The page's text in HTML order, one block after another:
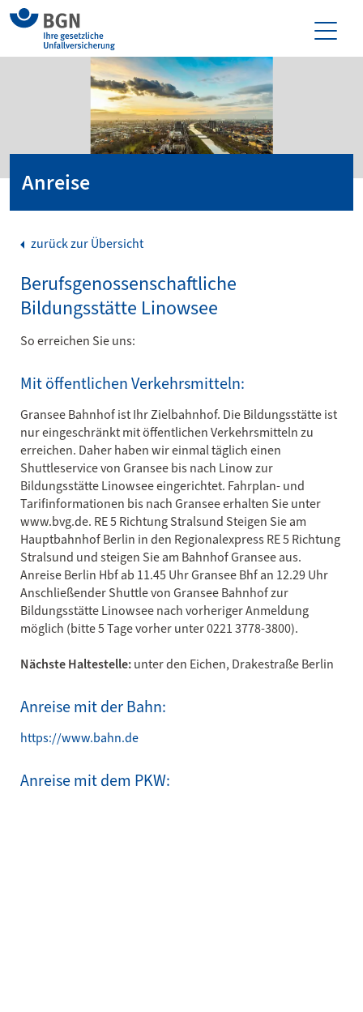
Anreise
zurück zur Übersicht
Berufsgenossenschaftliche
Bildungsstätte Linowsee
So erreichen Sie uns:
Mit öffentlichen Verkehrsmitteln:
Gransee Bahnhof ist Ihr Zielbahnhof. Die Bildungsstätte ist
nur eingeschränkt mit öffentlichen Verkehrsmitteln zu
erreichen. Daher haben wir einmal täglich einen
Shuttleservice von Gransee bis nach Linow zur
Bildungsstätte Linowsee eingerichtet. Fahrplan- und
Tarifinformationen bis nach Gransee erhalten Sie unter
www.bvg.de. RE 5 Richtung Stralsund Steigen Sie am
Hauptbahnhof Berlin in den Regionalexpress RE 5 Richtung
Stralsund und steigen Sie am Bahnhof Gransee aus.
Anreise Berlin Hbf ab 11.45 Uhr Gransee Bhf an 12.29 Uhr
Anschließender Shuttle von Gransee Bahnhof zur
Bildungsstätte Linowsee nach vorheriger Anmeldung
möglich (bitte 5 Tage vorher unter 0221 3778-3800).
Nächste Haltestelle:unter den Eichen, Drakestraße Berlin
Anreise mit der Bahn:
https://www.bahn.de
Anreise mit dem PKW: